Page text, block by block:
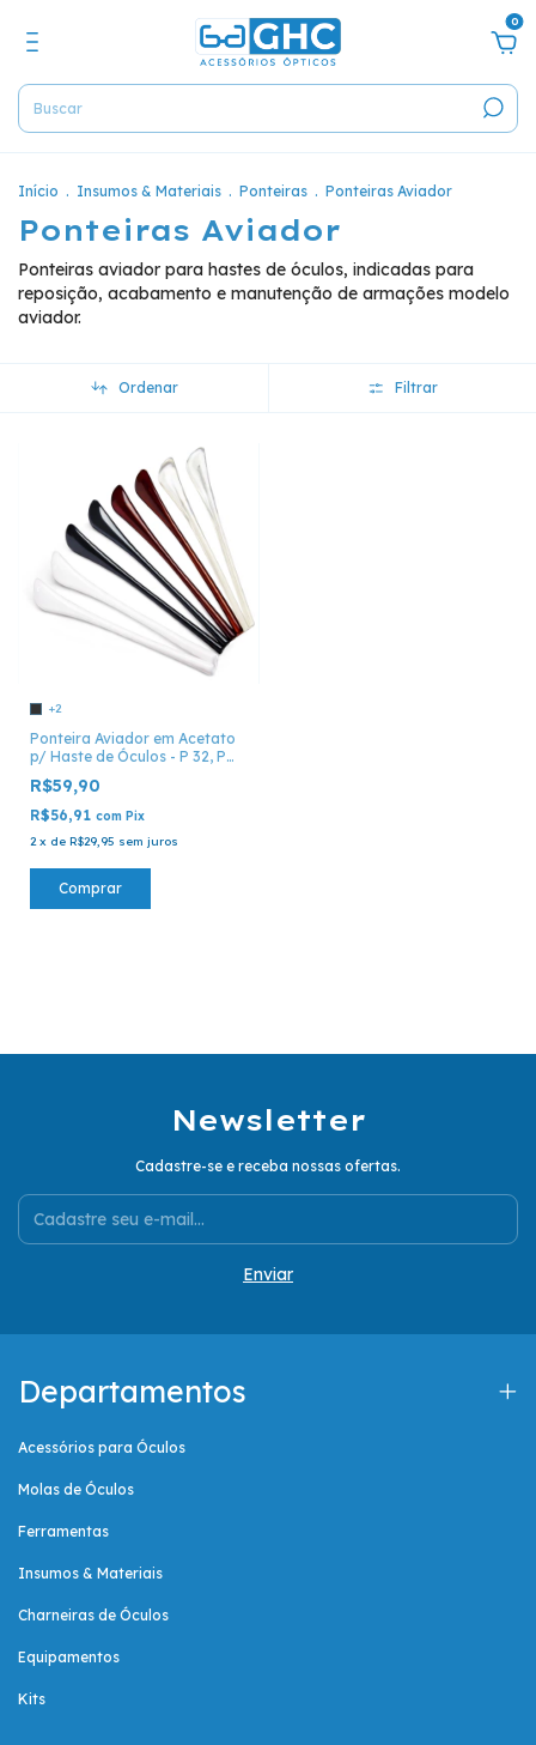
0
Início . Insumos & Materiais . Ponteiras . Ponteiras Aviador
Ponteiras Aviador
Ponteiras aviador para hastes de óculos, indicadas para
reposição, acabamento e manutenção de armações modelo
aviador.
Ordenar Filtrar
+2
Ponteira Aviador em Acetato
p/ Haste de Óculos - P 32, P
36, P 47 E P 48
R$59,90
R$56,91 com Pix
2 x de R$29,95 sem juros
Comprar
Newsletter
Cadastre-se e receba nossas ofertas.
Departamentos
Acessórios para Óculos
Molas de Óculos
Ferramentas
Insumos & Materiais
Charneiras de Óculos
Equipamentos
Kits